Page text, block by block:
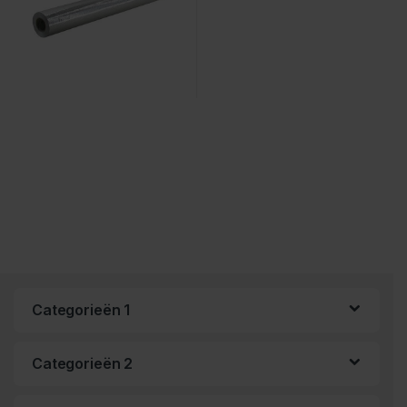
Categorieën 1
Categorieën 2